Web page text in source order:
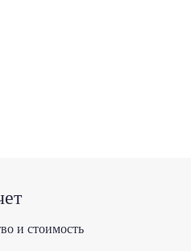
и стоимость